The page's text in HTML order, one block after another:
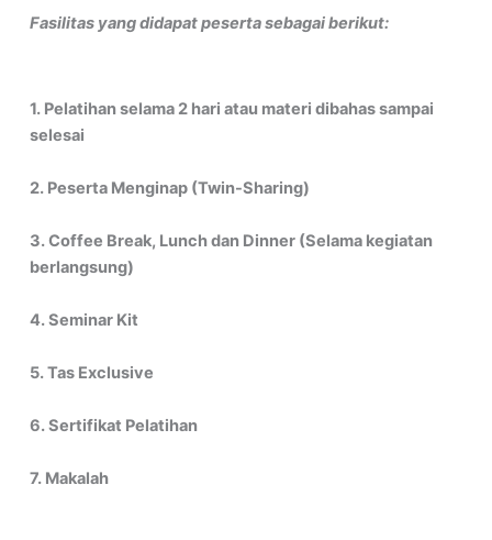
Fasilitas yang didapat peserta sebagai berikut:
1. Pelatihan selama 2 hari atau materi dibahas sampai
selesai
2. Peserta Menginap (Twin-Sharing)
3. Coffee Break, Lunch dan Dinner (Selama kegiatan
berlangsung)
4. Seminar Kit
5. Tas Exclusive
6. Sertifikat Pelatihan
7. Makalah